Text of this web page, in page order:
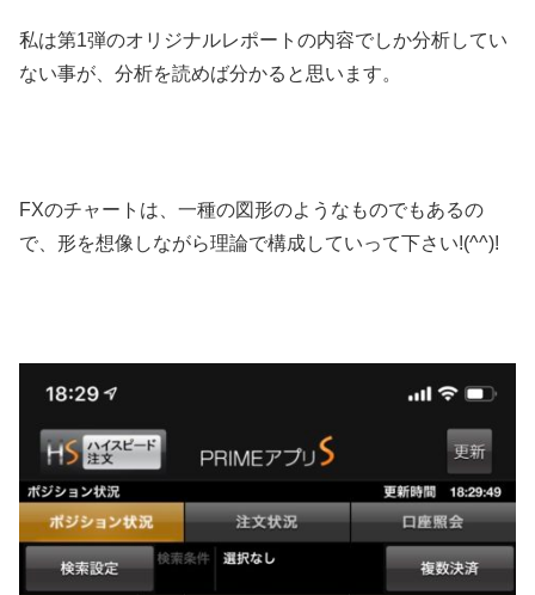
私は第1弾のオリジナルレポートの内容でしか分析してい
ない事が、分析を読めば分かると思います。
FXのチャートは、一種の図形のようなものでもあるの
で、形を想像しながら理論で構成していって下さい!(^^)!